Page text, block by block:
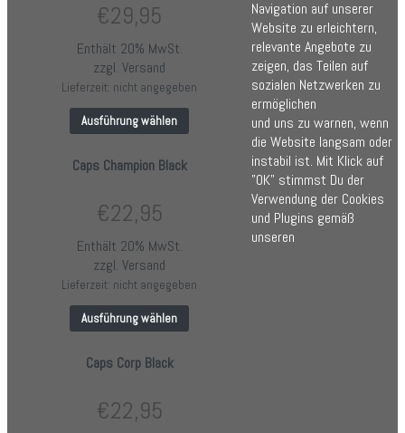
€29,95
Enthält 20% MwSt.
zzgl. Versand
Lieferzeit: nicht angegeben
Ausführung wählen
Caps Champion Black
€22,95
Enthält 20% MwSt.
zzgl. Versand
Lieferzeit: nicht angegeben
Ausführung wählen
Caps Corp Black
€22,95
Navigation auf unserer
Website zu erleichtern,
relevante Angebote zu
zeigen, das Teilen auf
sozialen Netzwerken zu
ermöglichen
und uns zu warnen, wenn
die Website langsam oder
instabil ist. Mit Klick auf
"OK" stimmst Du der
Verwendung der Cookies
und Plugins gemäß
unseren